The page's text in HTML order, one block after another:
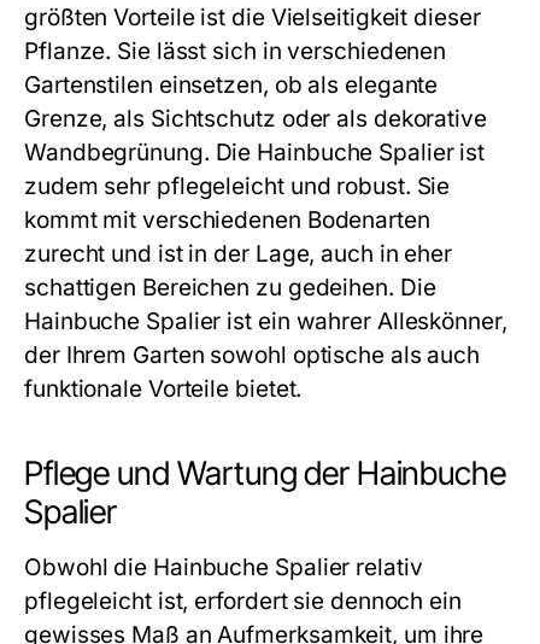
größten Vorteile ist die Vielseitigkeit dieser
Pflanze. Sie lässt sich in verschiedenen
Gartenstilen einsetzen, ob als elegante
Grenze, als Sichtschutz oder als dekorative
Wandbegrünung. Die Hainbuche Spalier ist
zudem sehr pflegeleicht und robust. Sie
kommt mit verschiedenen Bodenarten
zurecht und ist in der Lage, auch in eher
schattigen Bereichen zu gedeihen. Die
Hainbuche Spalier ist ein wahrer Alleskönner,
der Ihrem Garten sowohl optische als auch
funktionale Vorteile bietet.
Pflege und Wartung der Hainbuche
Spalier
Obwohl die Hainbuche Spalier relativ
pflegeleicht ist, erfordert sie dennoch ein
gewisses Maß an Aufmerksamkeit, um ihre